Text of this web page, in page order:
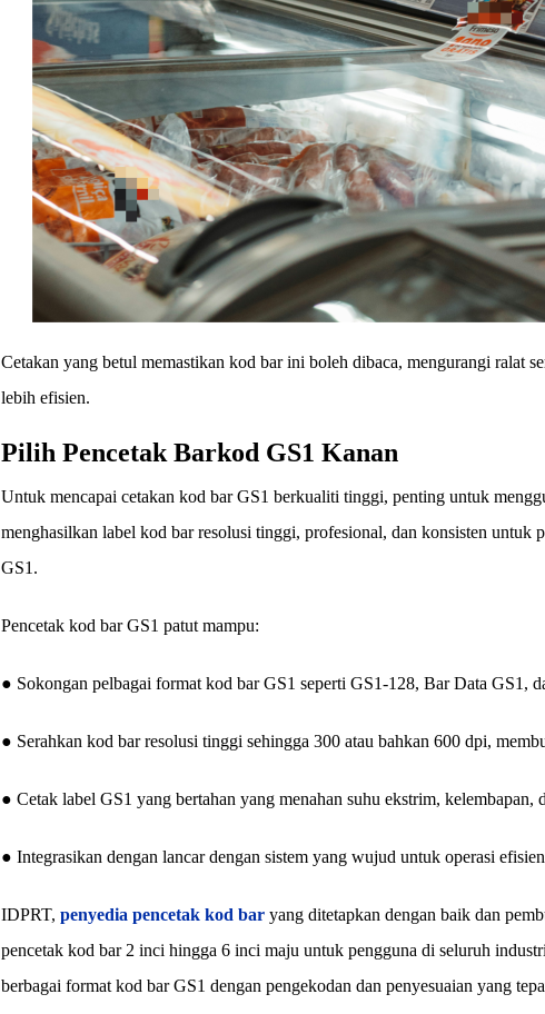
Cetakan yang betul memastikan kod bar ini boleh dibaca, mengurangi ralat
lebih efisien.
Pilih Pencetak Barkod GS1 Kanan
Untuk mencapai cetakan kod bar GS1 berkualiti tinggi, penting untuk
menghasilkan label kod bar resolusi tinggi, profesional, dan konsisten untuk
GS1.
Pencetak kod bar GS1 patut mampu:
● Sokongan pelbagai format kod bar GS1 seperti GS1-128, Bar Data GS1,
● Serahkan kod bar resolusi tinggi sehingga 300 atau bahkan 600 dpi,
● Cetak label GS1 yang bertahan yang menahan suhu ekstrim, kelembapan,
● Integrasikan dengan lancar dengan sistem yang wujud untuk operasi
IDPRT,penyedia pencetak kod bar yang ditetapkan dengan baik dan
pencetak kod bar 2 inci hingga 6 inci maju untuk pengguna di seluruh
berbagai format kod bar GS1 dengan pengekodan dan penyesuaian yang